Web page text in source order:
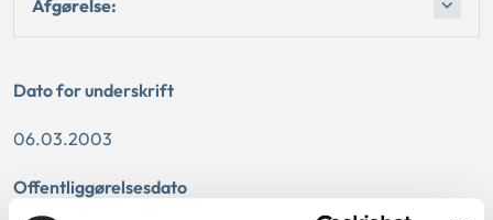
Afgørelse:
Dato for underskrift
06.03.2003
Offentliggørelsesdato